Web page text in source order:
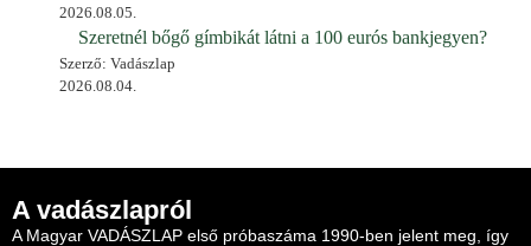
2026.08.05.
Szeretnél bőgő gímbikát látni a 100 eurós bankjegyen?
Szerző: Vadászlap
2026.08.04.
A vadászlapról
A Magyar VADÁSZLAP első próbaszáma 1990-ben jelent meg, így